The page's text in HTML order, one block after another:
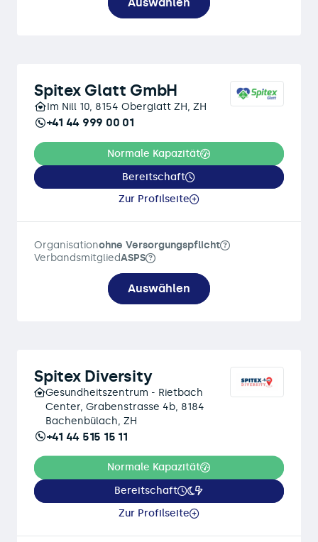
Spitex Glatt GmbH
Im Nill 10, 8154 Oberglatt ZH, ZH
+41 44 999 00 01
Normale Kapazität
Bereitschaft
Zur Profilseite
Organisationohne Versorgungspflicht
VerbandsmitgliedASPS
Auswählen
Spitex Diversity
Gesundheitszentrum - Rietbach
Center, Grabenstrasse 4b, 8184
Bachenbülach, ZH
+41 44 515 15 11
Normale Kapazität
Bereitschaft
Zur Profilseite